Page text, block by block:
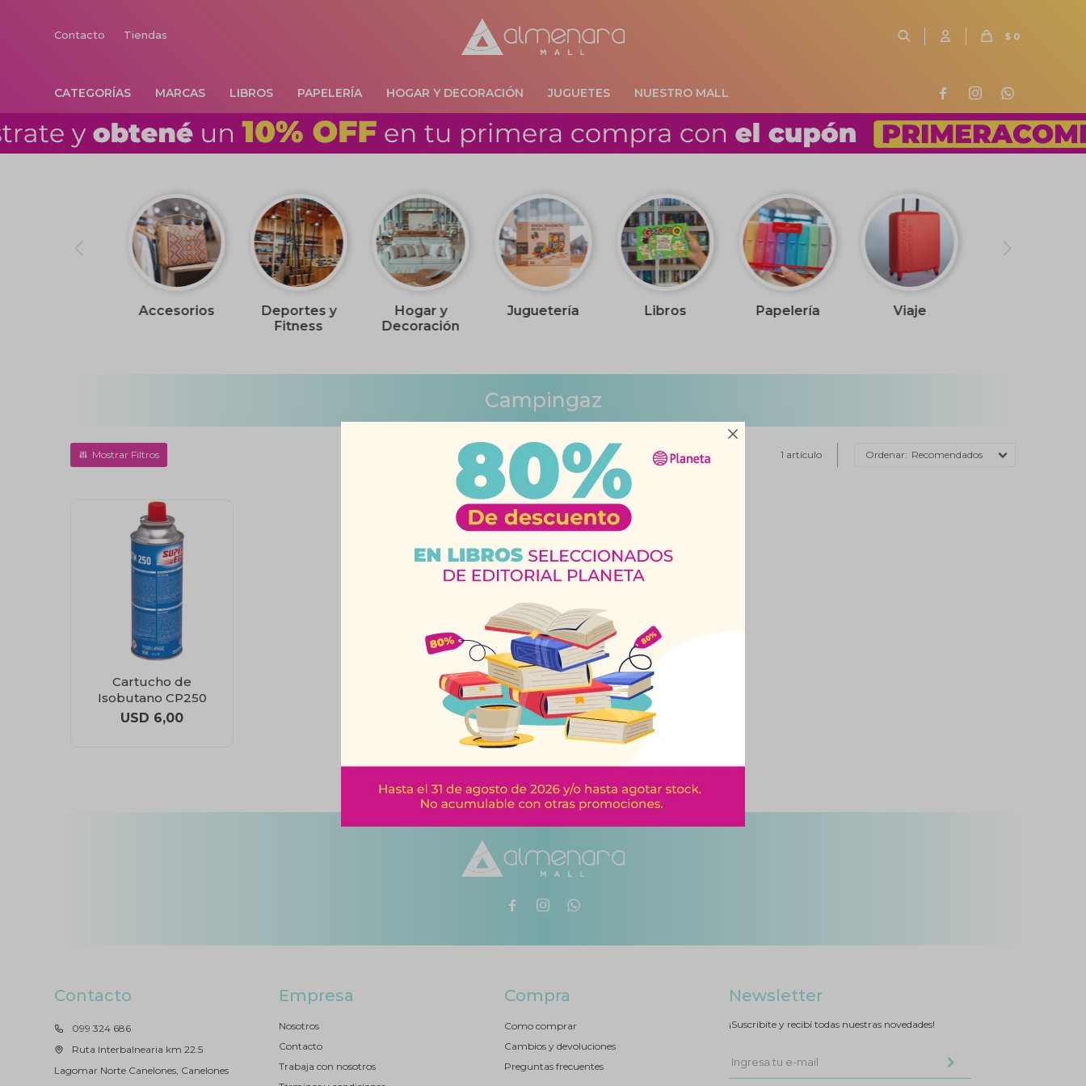

CATEGORÍAS MARCAS LIBROS PAPELERÍA HOGAR Y DECORACIÓN JUGUETES NUESTRO MALL
$ 0
  
Contacto Tiendas
Accesorios
Deportes y
Fitness
Hogar y
Decoración
Juguetería Libros Papelería Viaje
Campingaz
1 artículo Recomendados
Cartucho de
Isobutano CP250
USD 6,00
  
Contacto
099 324 686
Ruta Interbalnearia km 22.5
Lagomar Norte Canelones, Canelones
Empresa
Nosotros
Contacto
Trabaja con nosotros
Compra
Como comprar
Cambios y devoluciones
Preguntas frecuentes
Newsletter
¡Suscribite y recibí todas nuestras novedades!